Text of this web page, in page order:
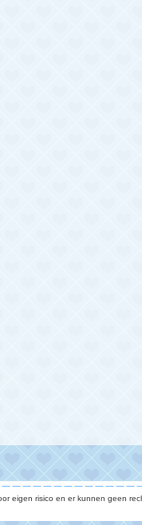
eigen risico en er kunnen geen